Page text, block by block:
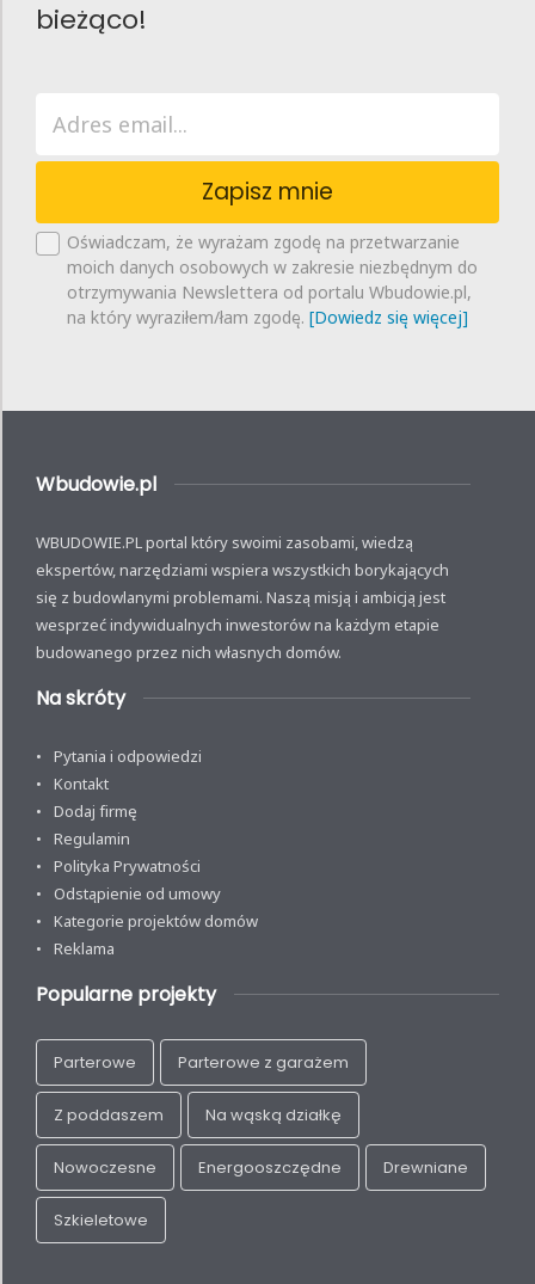
bieżąco!
Zapisz mnie
Oświadczam, że wyrażam zgodę na przetwarzanie
moich danych osobowych w zakresie niezbędnym do
otrzymywania Newslettera od portalu Wbudowie.pl,
na który wyraziłem/łam zgodę. [Dowiedz się więcej]
Wbudowie.pl
WBUDOWIE.PL portal który swoimi zasobami, wiedzą
ekspertów, narzędziami wspiera wszystkich borykających
się z budowlanymi problemami. Naszą misją i ambicją jest
wesprzeć indywidualnych inwestorów na każdym etapie
budowanego przez nich własnych domów.
Na skróty
Pytania i odpowiedzi
Kontakt
Dodaj firmę
Regulamin
Polityka Prywatności
Odstąpienie od umowy
Kategorie projektów domów
Reklama
Popularne projekty
Parterowe Parterowe z garażem
Z poddaszem Na wąską działkę
Nowoczesne Energooszczędne Drewniane
Szkieletowe